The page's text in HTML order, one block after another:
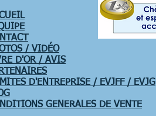
/ VIDÉO
D'OR / AVIS
D'ENTREPRISE / EVJFF / EVJG
GENERALES DE VENTE